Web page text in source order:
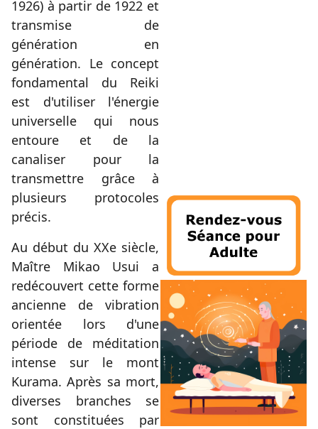
1926) à partir de 1922 et
transmise de
génération en
génération. Le concept
fondamental du Reiki
est d'utiliser l'énergie
universelle qui nous
entoure et de la
canaliser pour la
transmettre grâce à
plusieurs protocoles
précis.
Au début du XXe siècle,
Maître Mikao Usui a
redécouvert cette forme
ancienne de vibration
orientée lors d'une
période de méditation
intense sur le mont
Kurama. Après sa mort,
diverses branches se
sont constituées par